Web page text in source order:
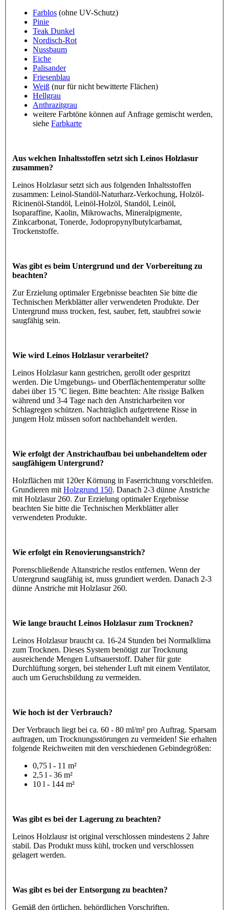
Farblos (ohne UV-Schutz)
Pinie
Teak Dunkel
Nordisch-Rot
Nussbaum
Eiche
Palisander
Friesenblau
Weiß (nur für nicht bewitterte Flächen)
Hellgrau
Anthrazitgrau
weitere Farbtöne können auf Anfrage gemischt werden,
siehe Farbkarte
Aus welchen Inhaltsstoffen setzt sich Leinos Holzlasur
zusammen?
Leinos Holzlasur setzt sich aus folgenden Inhaltsstoffen
zusammen: Leinol-Standöl-Naturharz-Verkochung, Holzöl-
Ricinenöl-Standöl, Leinöl-Holzöl, Standöl, Leinöl,
Isoparaffine, Kaolin, Mikrowachs, Mineralpigmente,
Zinkcarbonat, Tonerde, Jodopropynylbutylcarbamat,
Trockenstoffe.
Was gibt es beim Untergrund und der Vorbereitung zu
beachten?
Zur Erzielung optimaler Ergebnisse beachten Sie bitte die
Technischen Merkblätter aller verwendeten Produkte. Der
Untergrund muss trocken, fest, sauber, fett, staubfrei sowie
saugfähig sein.
Wie wird Leinos Holzlasur verarbeitet?
Leinos Holzlasur kann gestrichen, gerollt oder gespritzt
werden. Die Umgebungs- und Oberflächentemperatur sollte
dabei über 15 °C liegen. Bitte beachten: Alte rissige Balken
während und 3-4 Tage nach den Anstricharbeiten vor
Schlagregen schützen. Nachträglich aufgetretene Risse in
jungem Holz müssen sofort nachbehandelt werden.
Wie erfolgt der Anstrichaufbau bei unbehandeltem oder
saugfähigem Untergrund?
Holzflächen mit 120er Körnung in Faserrichtung vorschleifen.
Grundieren mit Holzgrund 150. Danach 2-3 dünne Anstriche
mit Holzlasur 260. Zur Erzielung optimaler Ergebnisse
beachten Sie bitte die Technischen Merkblätter aller
verwendeten Produkte.
Wie erfolgt ein Renovierungsanstrich?
Porenschließende Altanstriche restlos entfernen. Wenn der
Untergrund saugfähig ist, muss grundiert werden. Danach 2-3
dünne Anstriche mit Holzlasur 260.
Wie lange braucht Leinos Holzlasur zum Trocknen?
Leinos Holzlasur braucht ca. 16-24 Stunden bei Normalklima
zum Trocknen. Dieses System benötigt zur Trocknung
ausreichende Mengen Luftsauerstoff. Daher für gute
Durchlüftung sorgen, bei stehender Luft mit einem Ventilator,
auch um Geruchsbildung zu vermeiden.
Wie hoch ist der Verbrauch?
Der Verbrauch liegt bei ca. 60 - 80 ml/m² pro Auftrag. Sparsam
auftragen, um Trocknungsstörungen zu vermeiden! Sie erhalten
folgende Reichweiten mit den verschiedenen Gebindegrößen:
0,75 l - 11 m²
2,5 l - 36 m²
10 l - 144 m²
Was gibt es bei der Lagerung zu beachten?
Leinos Holzlausr ist original verschlossen mindestens 2 Jahre
stabil. Das Produkt muss kühl, trocken und verschlossen
gelagert werden.
Was gibt es bei der Entsorgung zu beachten?
Gemäß den örtlichen, behördlichen Vorschriften.